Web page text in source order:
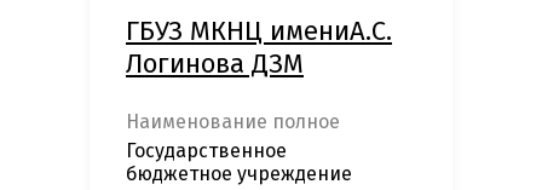
ГБУЗ МКНЦ имениА.С.
Логинова ДЗМ
Наименование полное
Государственное
бюджетное учреждение